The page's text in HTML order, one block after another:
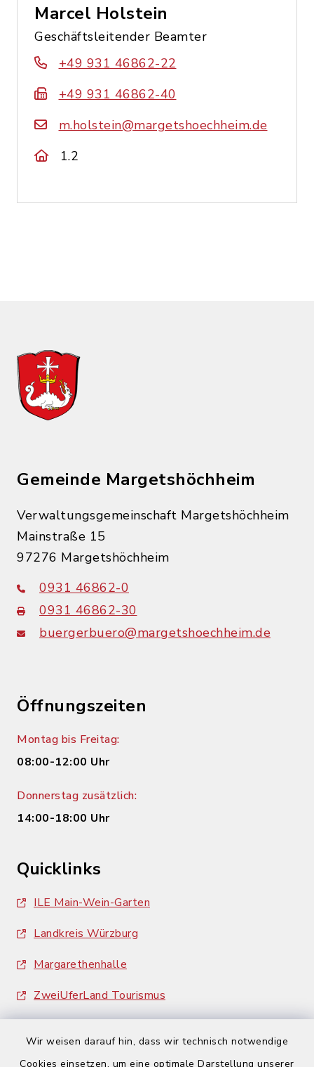
Wir weisen darauf hin, dass wir technisch notwendige
Cookies einsetzen, um eine optimale Darstellung unserer
Marcel Holstein
Geschäftsleitender Beamter
+49 931 46862-22
+49 931 46862-40
m.holstein@margetshoechheim.de
1.2
Gemeinde Margetshöchheim
Verwaltungsgemeinschaft Margetshöchheim
Mainstraße 15
97276 Margetshöchheim
0931 46862-0
0931 46862-30
buergerbuero@margetshoechheim.de
Öffnungszeiten
Montag bis Freitag:
08:00-12:00 Uhr
Donnerstag zusätzlich:
14:00-18:00 Uhr
Quicklinks
ILE Main-Wein-Garten
Landkreis Würzburg
Margarethenhalle
ZweiUferLand Tourismus